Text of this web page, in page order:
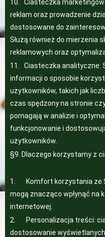
10. Ciasteczka
reklam oraz prowadzenie
dostosowane do
Służą również do mierzenia
reklamowych oraz
11. Ciasteczka analityczne:
informacji o sposobie
użytkowników, takich jak
czas spędzony na stronie
pomagają w analizie i
funkcjonowanie i
użytkowników.
§9. Dlaczego korzystamy z
1. Komfort korzystania ze
mogą znacząco wpłynąć
internetowej.
2. Personalizacja treści:
dostosowanie